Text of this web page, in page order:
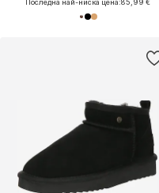
Последна най-ниска цена:85,99 €